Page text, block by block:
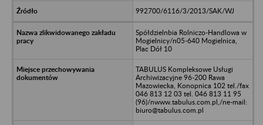
992700/6116/3/2013/SAK/WJ
Spółdzielnbia Rolniczo-Handlowa w
Mogielnicy/n05-640 Mogielnica,
Plac Dół 10
TABULUS Kompleksowe Usługi
Archiwizacyjne 96-200 Rawa
Mazowiecka, Konopnica 102 tel./fax
046 813 12 03 tel. 046 813 11 95
(96)/nwww.tabulus.com.pl,/ne-mail:
biuro@tabulus.com.pl